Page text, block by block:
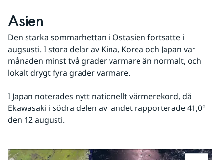
Asien
Den starka sommarhettan i Ostasien fortsatte i
augsusti. I stora delar av Kina, Korea och Japan var
månaden minst två grader varmare än normalt, och
lokalt drygt fyra grader varmare.
I Japan noterades nytt nationellt värmerekord, då
Ekawasaki i södra delen av landet rapporterade 41,0°
den 12 augusti.